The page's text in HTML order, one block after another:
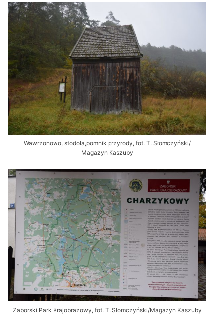
Wawrzonowo, stodoła,pomnik przyrody, fot. T. Słomczyński/
Magazyn Kaszuby
Zaborski Park Krajobrazowy, fot. T. Słomczyński/Magazyn Kaszuby